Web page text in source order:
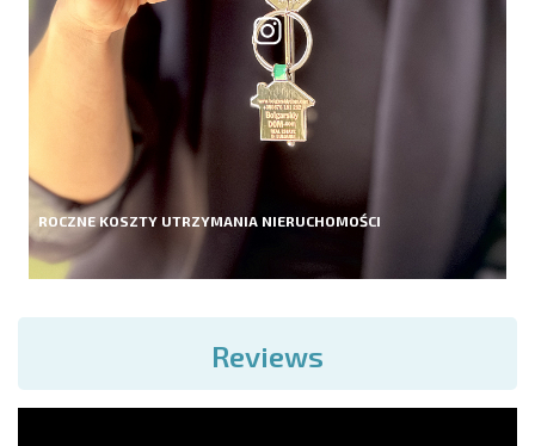
ROCZNE KOSZTY UTRZYMANIA NIERUCHOMOŚCI
Reviews